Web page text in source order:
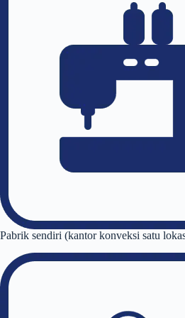
Pabrik sendiri (kantor konveksi satu